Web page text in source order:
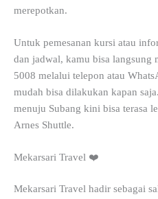
merepotkan.
Untuk pemesanan kursi atau
dan jadwal, kamu bisa langsung
5008 melalui telepon atau
mudah bisa dilakukan kapan
menuju Subang kini bisa terasa
Arnes Shuttle.
Mekarsari Travel ❤️
Mekarsari Travel hadir sebagai